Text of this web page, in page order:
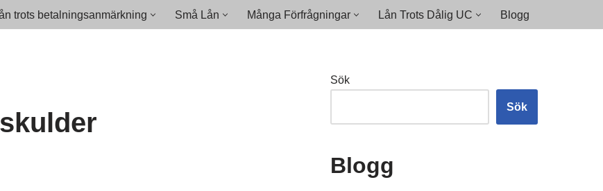
trots betalningsanmärkning Små Lån Många Förfrågningar Lån Trots Dålig UC Blogg
Sök
Sök
Blogg